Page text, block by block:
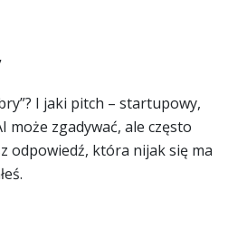
I jaki pitch – startupowy,
może zgadywać, ale często
odpowiedź, która nijak się ma